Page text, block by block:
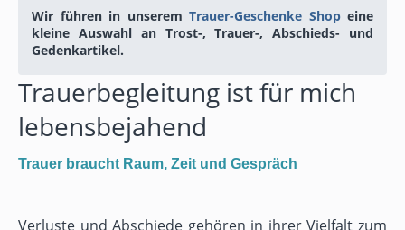
Wir führen in unserem Trauer-Geschenke Shopeine
kleine Auswahl an Trost-, Trauer-, Abschieds- und
Gedenkartikel.
Trauerbegleitung ist für mich
lebensbejahend
Trauer braucht Raum, Zeit und Gespräch
Verluste und Abschiede gehören in ihrer Vielfalt zum